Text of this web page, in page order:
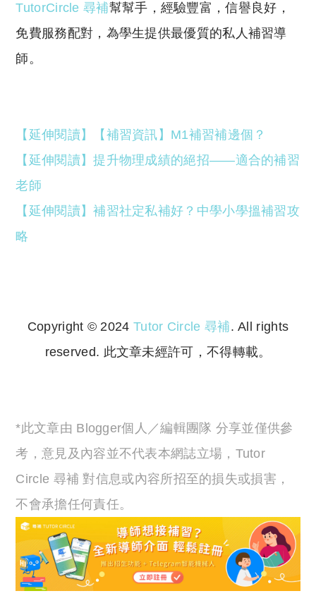
TutorCircle 尋補幫幫手，經驗豐富，信譽良好，
免費服務配對，為學生提供最優質的私人補習導
師。
【延伸閱讀】【補習資訊】M1補習補邊個？
【延伸閱讀】提升物理成績的絕招——適合的補習
老師
【延伸閱讀】補習社定私補好？中學小學搵補習攻
略
Copyright © 2024 Tutor Circle 尋補. All rights
reserved. 此文章未經許可，不得轉載。
*此文章由 Blogger個人／編輯團隊 分享並僅供參
考，意見及內容並不代表本網誌立場，Tutor
Circle 尋補 對信息或內容所招至的損失或損害，
不會承擔任何責任。